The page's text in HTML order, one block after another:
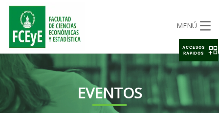
MENÚ
EVENTOS
ACCESOS
RAPIDOS